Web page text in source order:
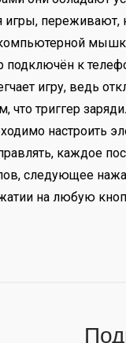
игры,
подключён к
игру, ведь
триггер
настроить
каждое
следующее
на любую